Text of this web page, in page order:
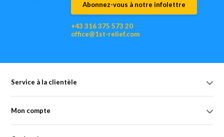
Abonnez-vous à notre infolettre
+43 316 375 573 20
office@1st-relief.com
Service à la clientèle
Mon compte